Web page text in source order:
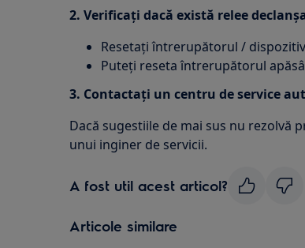
2. Verificați dacă există relee
Resetați întrerupătorul /
Puteți reseta întrerupătorul
3. Contactați un centru de service
Dacă sugestiile de mai sus nu rezolvă
unui inginer de servicii.
A fost util acest articol?
Articole similare